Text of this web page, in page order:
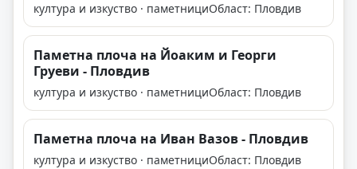
култура и изкуство · паметнициОбласт: Пловдив
Паметна плоча на Йоаким и Георги
Груеви - Пловдив
култура и изкуство · паметнициОбласт: Пловдив
Паметна плоча на Иван Вазов - Пловдив
култура и изкуство · паметнициОбласт: Пловдив